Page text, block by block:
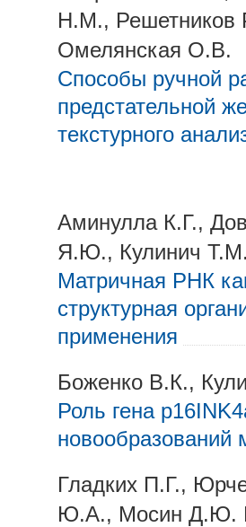
Н.М., Решетников
Омелянская О.В.
Способы ручной
предстательной
текстурного
Аминулла К.Г.,
Я.Ю., Кулинич
Матричная РНК
структурная
применения
Боженко В.К.,
Роль гена
новообразований
Гладких П.Г.,
Ю.А., Мосин Д.Ю.